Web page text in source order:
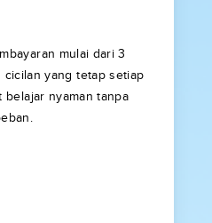
mulai dari 3
yang tetap setiap
belajar nyaman tanpa